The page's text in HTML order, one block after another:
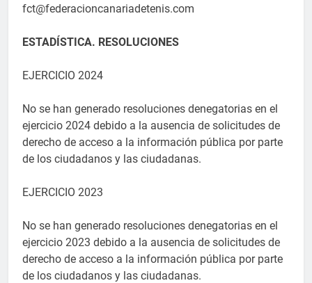
fct@federacioncanariadetenis.com
ESTADÍSTICA. RESOLUCIONES
EJERCICIO 2024
No se han generado resoluciones denegatorias en el
ejercicio 2024 debido a la ausencia de solicitudes de
derecho de acceso a la información pública por parte
de los ciudadanos y las ciudadanas.
EJERCICIO 2023
No se han generado resoluciones denegatorias en el
ejercicio 2023 debido a la ausencia de solicitudes de
derecho de acceso a la información pública por parte
de los ciudadanos y las ciudadanas.